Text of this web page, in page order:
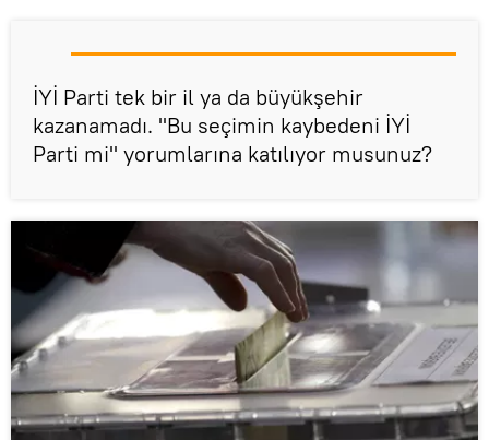
İYİ Parti tek bir il ya da büyükşehir
kazanamadı. "Bu seçimin kaybedeni İYİ
Parti mi" yorumlarına katılıyor musunuz?